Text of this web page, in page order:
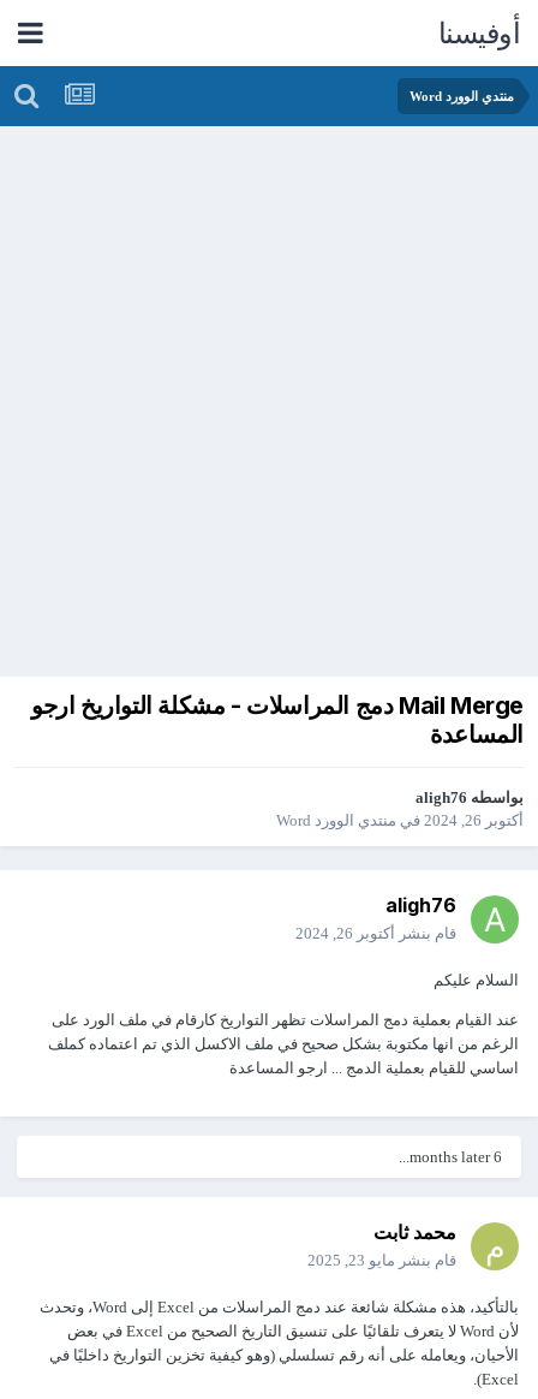
أوفيسنا
منتدي الوورد Word
Mail Merge دمج المراسلات - مشكلة التواريخ ارجو
المساعدة
بواسطه aligh76
أكتوبر 26, 2024
في منتدي الوورد Word
aligh76
قام بنشر أكتوبر 26, 2024
السلام عليكم
عند القيام بعملية دمج المراسلات تظهر التواريخ كارقام في ملف الورد على
الرغم من انها مكتوبة بشكل صحيح في ملف الاكسل الذي تم اعتماده كملف
اساسي للقيام بعملية الدمج ... ارجو المساعدة
6 months later...
محمد ثابت
قام بنشر مايو 23, 2025
بالتأكيد، هذه مشكلة شائعة عند دمج المراسلات من Excel إلى Word، وتحدث
لأن Word لا يتعرف تلقائيًا على تنسيق التاريخ الصحيح من Excel في بعض
الأحيان، ويعامله على أنه رقم تسلسلي (وهو كيفية تخزين التواريخ داخليًا في
Excel).